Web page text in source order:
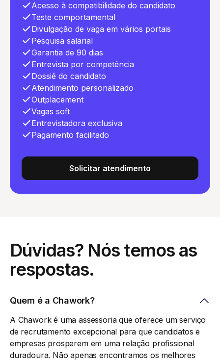
Acesso à compatibilidade do candidato
Teste comportamental
Divulgação de vaga em vários portais
Pesquisa salarial
Garantia de 90 dias
Entrevista por competência
Dossiê do candidato
Atendimento personalizado
Outplacement
Vagas soft
Entrevistadora exclusiva
Pagamento facilitado
Solicitar atendimento
Dúvidas? Nós temos as
respostas.
Quem é a Chawork?
A Chawork é uma assessoria que oferece um serviço
de recrutamento excepcional para que candidatos e
empresas prosperem em uma relação profissional
duradoura. Não apenas encontramos os melhores